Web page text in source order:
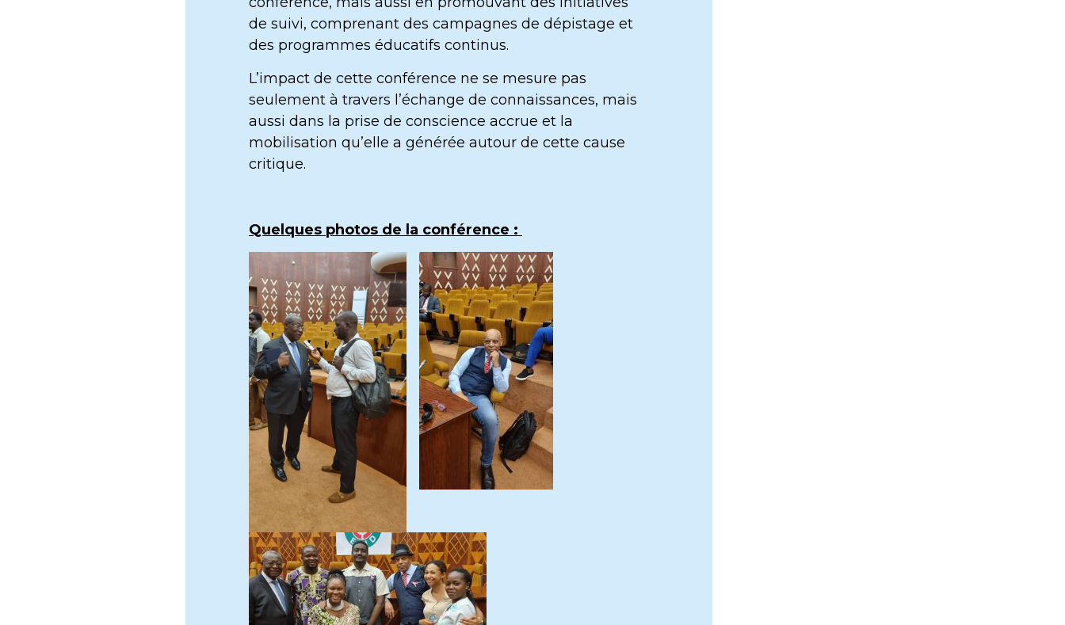
de suivi, comprenant des campagnes de dépistage et
des programmes éducatifs continus.
L’impact de cette conférence ne se mesure pas
seulement à travers l’échange de connaissances, mais
aussi dans la prise de conscience accrue et la
mobilisation qu’elle a générée autour de cette cause
critique.
Quelques photos de la conférence :